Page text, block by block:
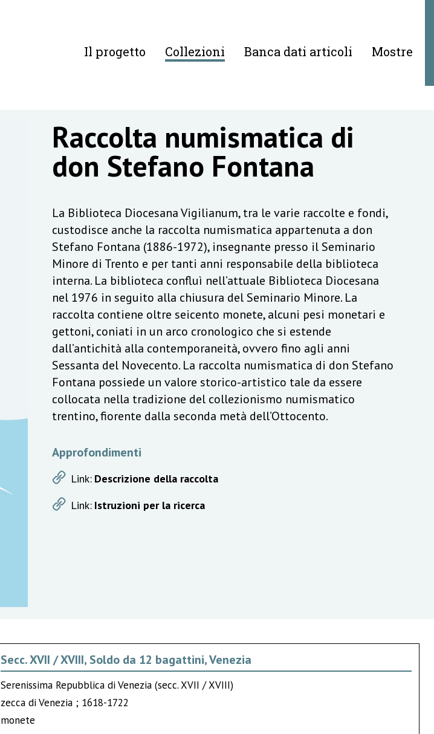
Il progetto Collezioni Banca dati articoli Mostre
Raccolta numismatica di
don Stefano Fontana
La Biblioteca Diocesana Vigilianum, tra le varie raccolte e fondi,
custodisce anche la raccolta numismatica appartenuta a don
Stefano Fontana (1886-1972), insegnante presso il Seminario
Minore di Trento e per tanti anni responsabile della biblioteca
interna. La biblioteca confluì nell’attuale Biblioteca Diocesana
nel 1976 in seguito alla chiusura del Seminario Minore. La
raccolta contiene oltre seicento monete, alcuni pesi monetari e
gettoni, coniati in un arco cronologico che si estende
dall’antichità alla contemporaneità, ovvero fino agli anni
Sessanta del Novecento. La raccolta numismatica di don Stefano
Fontana possiede un valore storico-artistico tale da essere
collocata nella tradizione del collezionismo numismatico
trentino, fiorente dalla seconda metà dell’Ottocento.
Approfondimenti
Link: Descrizione della raccolta
Link: Istruzioni per la ricerca
Secc. XVII / XVIII, Soldo da 12 bagattini, Venezia
Serenissima Repubblica di Venezia (secc. XVII / XVIII)
zecca di Venezia ; 1618-1722
monete